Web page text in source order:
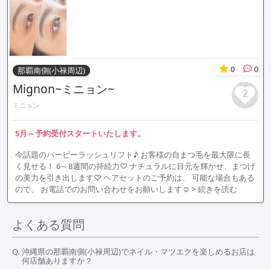
那覇南側(小禄周辺) 0 0
Mignon~ミニョン~
ミニョン
2
5月～予約受付スタートいたします。
今話題のバービーラッシュリフト♪ お客様の自まつ毛を最大限に長
く見せる！ 6～8週間の持続力♡ ナチュラルに目元を輝かせ、まつげ
の美力を引き出します♡ ヘアセットのご予約は、 可能な場合もある
ので、 お電話でのお問い合わせをお願いします☺️ > 続きを読む
よくある質問
沖縄県の那覇南側(小禄周辺)でネイル・マツエクを楽しめるお店は
何店舗ありますか？